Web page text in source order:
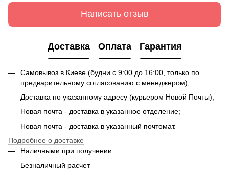
Написать отзыв
Доставка Оплата Гарантия
Самовывоз в Киеве (будни с 9:00 до 16:00, только по
предварительному согласованию с менеджером);
Доставка по указанному адресу (курьером Новой Почты);
Новая почта - доставка в указанное отделение;
Новая почта - доставка в указанный почтомат.
Подробнее о доставке
Наличными при получении
Безналичный расчет